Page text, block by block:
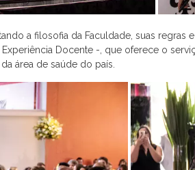
a filosofia da Faculdade, suas
Docente -, que oferece o
área de saúde do país.